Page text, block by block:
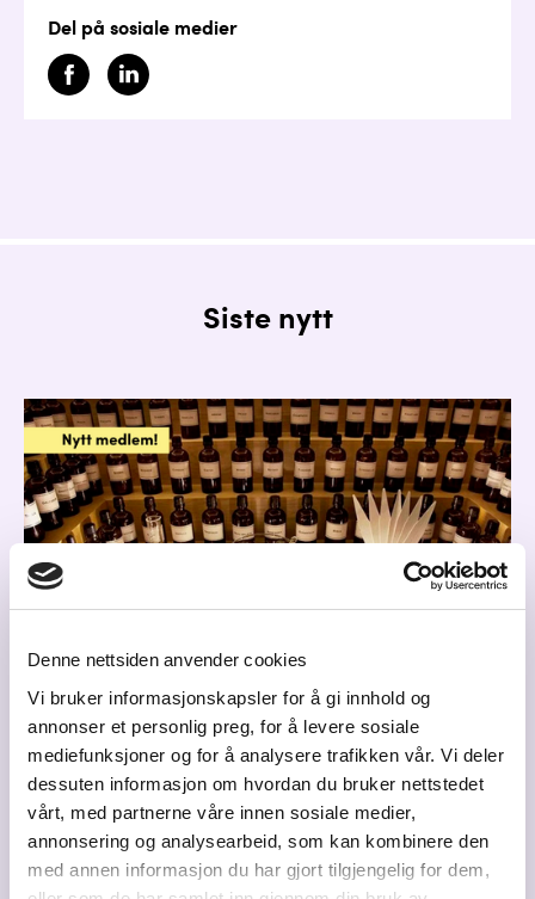
Denne nettsiden anvender cookies
Vi bruker informasjonskapsler for å gi innhold og
annonser et personlig preg, for å levere sosiale
mediefunksjoner og for å analysere trafikken vår. Vi deler
dessuten informasjon om hvordan du bruker nettstedet
vårt, med partnerne våre innen sosiale medier,
annonsering og analysearbeid, som kan kombinere den
med annen informasjon du har gjort tilgjengelig for dem,
Del på sosiale medier
Siste nytt
Duft.no: Designer og skaper "Duften av din
merkevare"
10.07.2026
Luktesansen er den kraftigste og mest emosjonelle av